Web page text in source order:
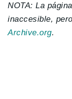
NOTA: La
inaccesible,
Archive.org.